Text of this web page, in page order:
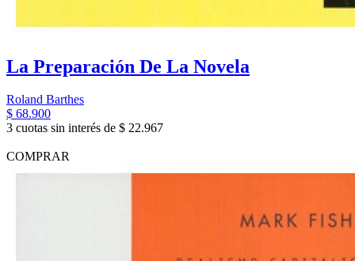
La Preparación De La Novela
Roland Barthes
$ 68.900
3 cuotas sin interés de $ 22.967
COMPRAR